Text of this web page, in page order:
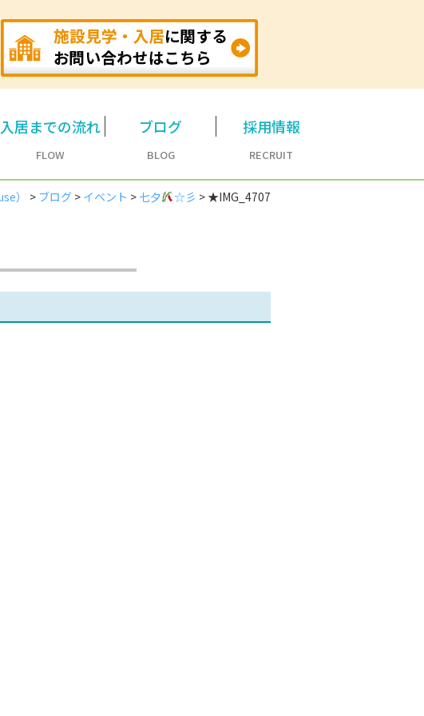
入居までの流れ
FLOW
ブログ
BLOG
採用情報
RECRUIT
） > ブログ > イベント > 七夕 ☆彡 > ★IMG_4707